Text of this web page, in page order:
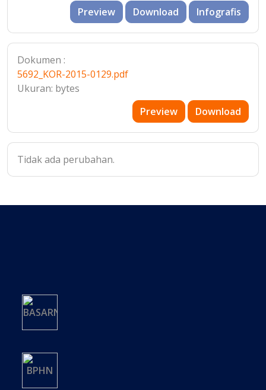
Preview
Download Infografis
Dokumen :
5692_KOR-2015-0129.pdf
Ukuran: bytes
Preview
Download
Tidak ada perubahan.